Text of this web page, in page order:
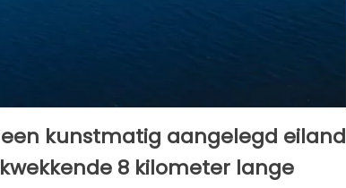
kunstmatig aangelegd eiland
8 kilometer lange